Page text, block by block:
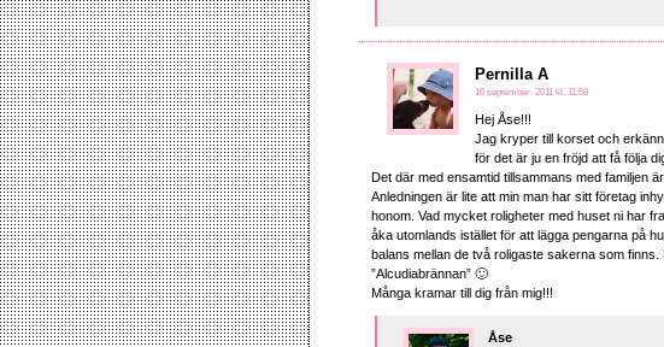
Pernilla A
16 september, 2011 kl. 11:58
Hej Åse!!!
Jag kryper till korset och
för det är ju en fröjd att få följa
Det där med ensamtid tillsammans med familjen
Anledningen är lite att min man har sitt företag
honom. Vad mycket roligheter med huset ni har
åka utomlands istället för att lägga pengarna på
balans mellan de två roligaste sakerna som
”Alcudiabrännan” 🙂
Många kramar till dig från mig!!!
Åse